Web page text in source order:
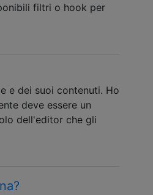
filtri o hook per
e dei suoi contenuti. Ho
deve essere un
dell'editor che gli